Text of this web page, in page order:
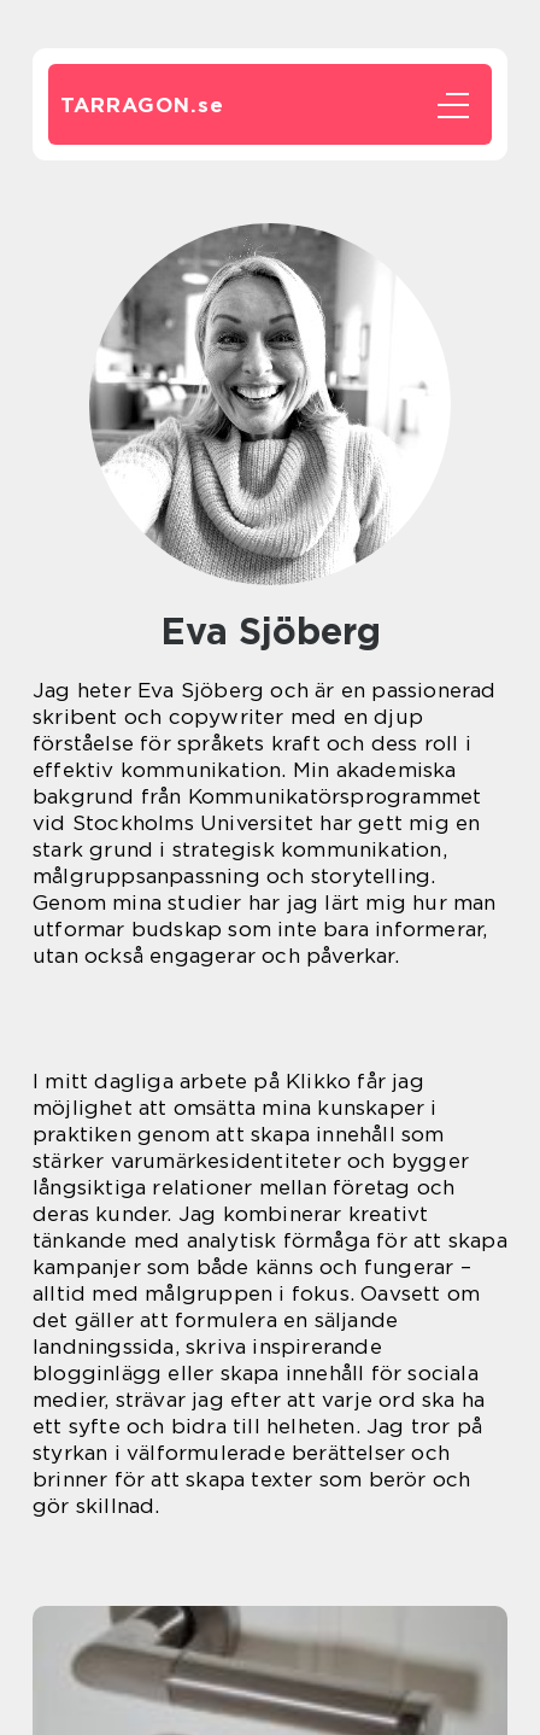
TARRAGON.se
Eva Sjöberg
Jag heter Eva Sjöberg och är en passionerad
skribent och copywriter med en djup
förståelse för språkets kraft och dess roll i
effektiv kommunikation. Min akademiska
bakgrund från Kommunikatörsprogrammet
vid Stockholms Universitet har gett mig en
stark grund i strategisk kommunikation,
målgruppsanpassning och storytelling.
Genom mina studier har jag lärt mig hur man
utformar budskap som inte bara informerar,
utan också engagerar och påverkar.
I mitt dagliga arbete på Klikko får jag
möjlighet att omsätta mina kunskaper i
praktiken genom att skapa innehåll som
stärker varumärkesidentiteter och bygger
långsiktiga relationer mellan företag och
deras kunder. Jag kombinerar kreativt
tänkande med analytisk förmåga för att skapa
kampanjer som både känns och fungerar –
alltid med målgruppen i fokus. Oavsett om
det gäller att formulera en säljande
landningssida, skriva inspirerande
blogginlägg eller skapa innehåll för sociala
medier, strävar jag efter att varje ord ska ha
ett syfte och bidra till helheten. Jag tror på
styrkan i välformulerade berättelser och
brinner för att skapa texter som berör och
gör skillnad.